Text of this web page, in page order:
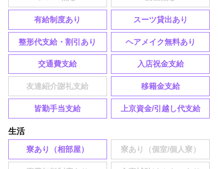
有給制度あり スーツ貸出あり
整形代支給・割引あり ヘアメイク無料あり
交通費支給 入店祝金支給
移籍金支給
皆勤手当支給 上京資金/引越し代支給
生活
寮あり（相部屋）